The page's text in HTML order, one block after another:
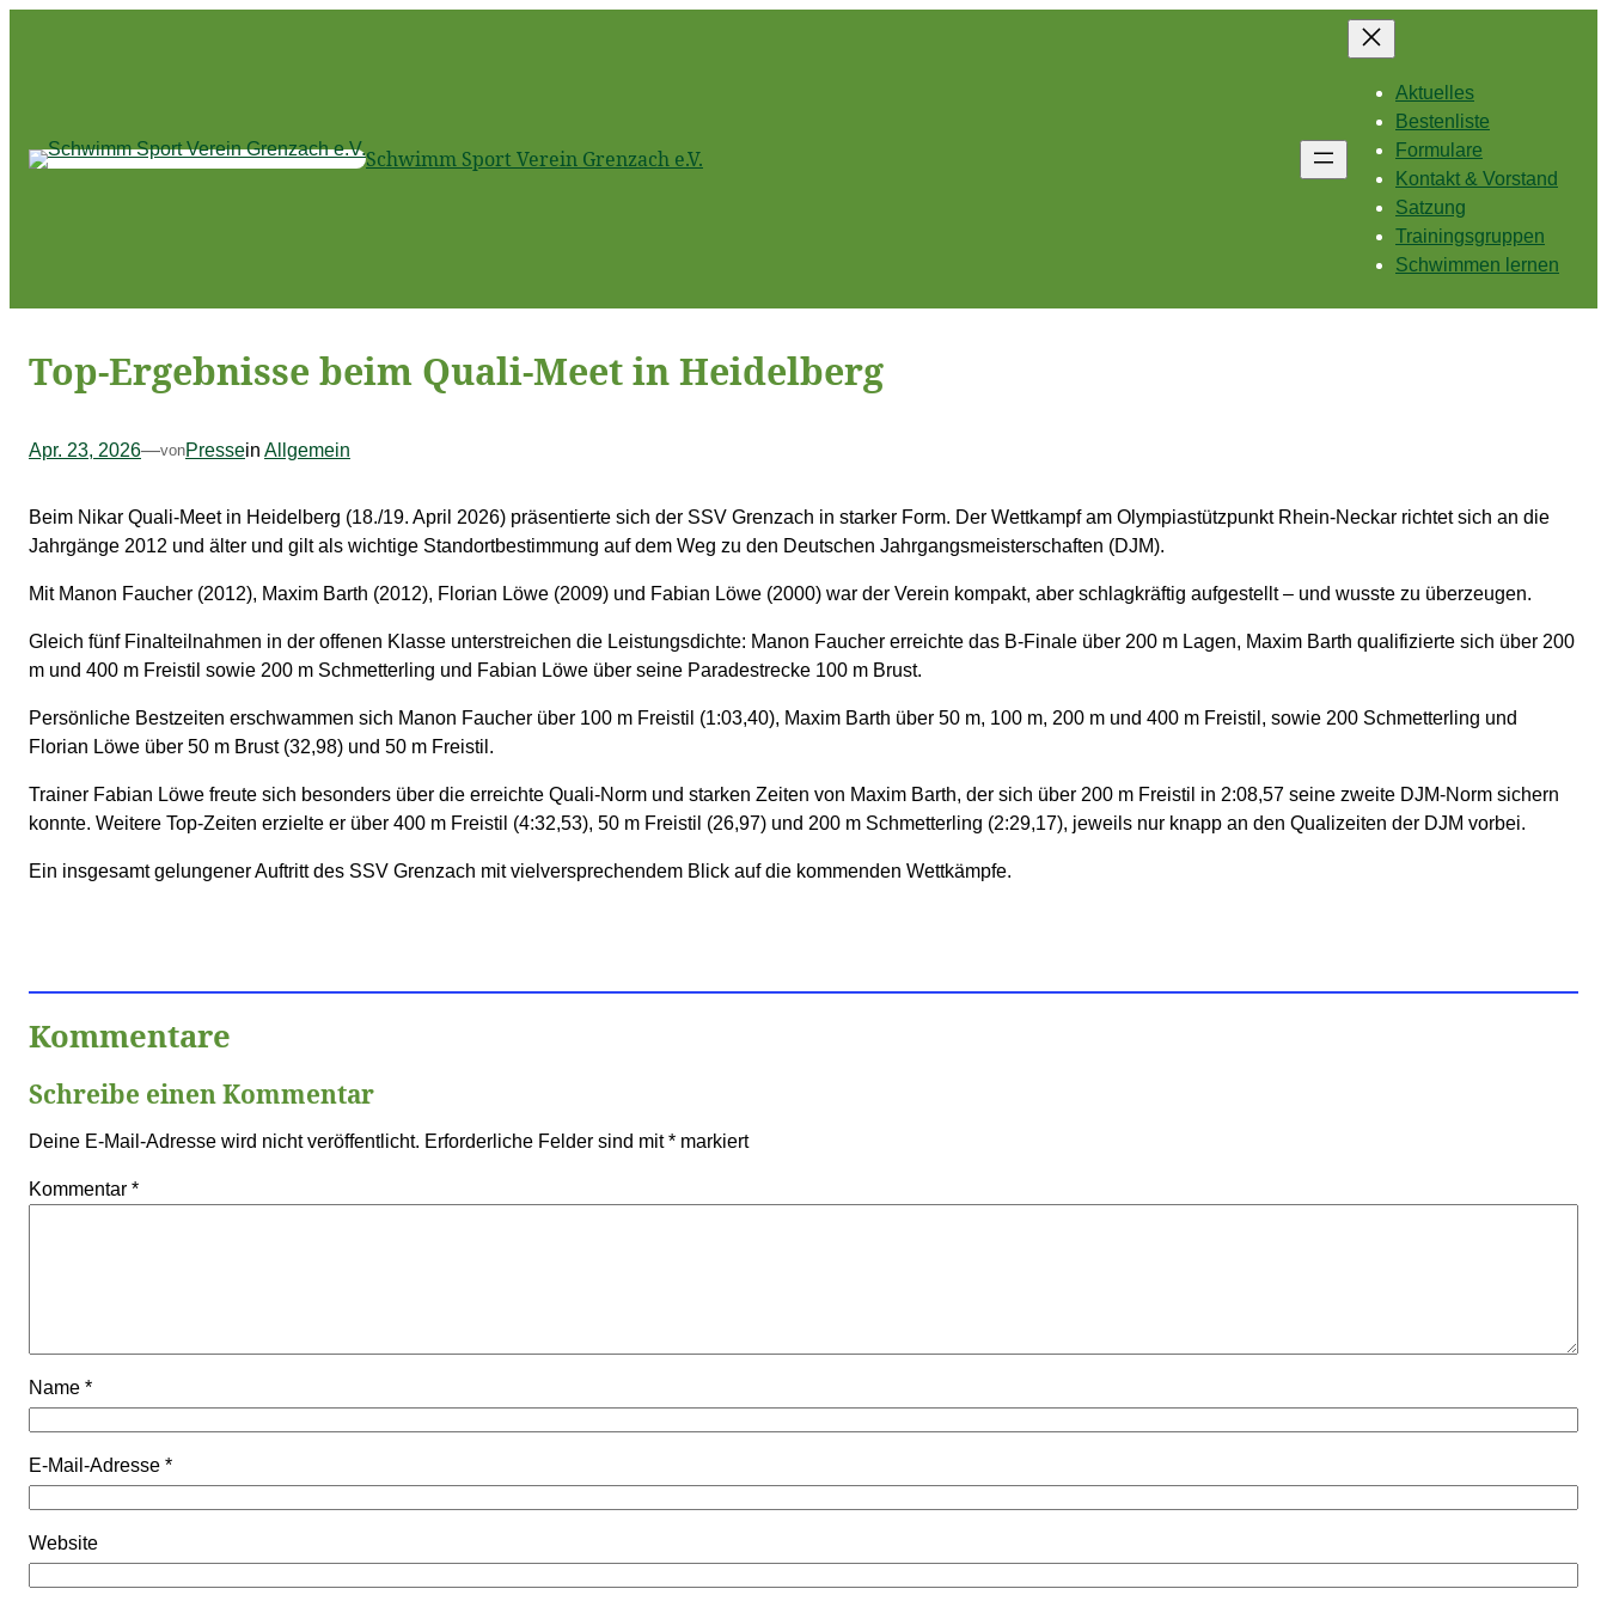
Schwimm Sport Verein Grenzach e.V.
Aktuelles
Bestenliste
Formulare
Kontakt & Vorstand
Satzung
Trainingsgruppen
Schwimmen lernen
Top-Ergebnisse beim Quali-Meet in Heidelberg
Apr. 23, 2026—vonPressein Allgemein
Beim Nikar Quali-Meet in Heidelberg (18./19. April 2026) präsentierte sich der SSV Grenzach in starker Form. Der Wettkampf am Olympiastützpunkt Rhein-Neckar richtet sich an die
Jahrgänge 2012 und älter und gilt als wichtige Standortbestimmung auf dem Weg zu den Deutschen Jahrgangsmeisterschaften (DJM).
Mit Manon Faucher (2012), Maxim Barth (2012), Florian Löwe (2009) und Fabian Löwe (2000) war der Verein kompakt, aber schlagkräftig aufgestellt – und wusste zu überzeugen.
Gleich fünf Finalteilnahmen in der offenen Klasse unterstreichen die Leistungsdichte: Manon Faucher erreichte das B-Finale über 200 m Lagen, Maxim Barth qualifizierte sich über 200
m und 400 m Freistil sowie 200 m Schmetterling und Fabian Löwe über seine Paradestrecke 100 m Brust.
Persönliche Bestzeiten erschwammen sich Manon Faucher über 100 m Freistil (1:03,40), Maxim Barth über 50 m, 100 m, 200 m und 400 m Freistil, sowie 200 Schmetterling und
Florian Löwe über 50 m Brust (32,98) und 50 m Freistil.
Trainer Fabian Löwe freute sich besonders über die erreichte Quali-Norm und starken Zeiten von Maxim Barth, der sich über 200 m Freistil in 2:08,57 seine zweite DJM-Norm sichern
konnte. Weitere Top-Zeiten erzielte er über 400 m Freistil (4:32,53), 50 m Freistil (26,97) und 200 m Schmetterling (2:29,17), jeweils nur knapp an den Qualizeiten der DJM vorbei.
Ein insgesamt gelungener Auftritt des SSV Grenzach mit vielversprechendem Blick auf die kommenden Wettkämpfe.
Kommentare
Schreibe einen Kommentar
Deine E-Mail-Adresse wird nicht veröffentlicht. Erforderliche Felder sind mit* markiert
Kommentar *
Name *
E-Mail-Adresse *
Website